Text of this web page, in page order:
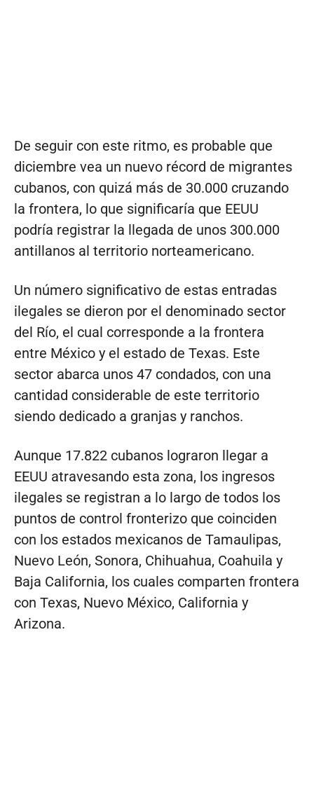
De seguir con este ritmo, es probable que
diciembre vea un nuevo récord de migrantes
cubanos, con quizá más de 30.000 cruzando
la frontera, lo que significaría que EEUU
podría registrar la llegada de unos 300.000
antillanos al territorio norteamericano.
Un número significativo de estas entradas
ilegales se dieron por el denominado sector
del Río, el cual corresponde a la frontera
entre México y el estado de Texas. Este
sector abarca unos 47 condados, con una
cantidad considerable de este territorio
siendo dedicado a granjas y ranchos.
Aunque 17.822 cubanos lograron llegar a
EEUU atravesando esta zona, los ingresos
ilegales se registran a lo largo de todos los
puntos de control fronterizo que coinciden
con los estados mexicanos de Tamaulipas,
Nuevo León, Sonora, Chihuahua, Coahuila y
Baja California, los cuales comparten frontera
con Texas, Nuevo México, California y
Arizona.